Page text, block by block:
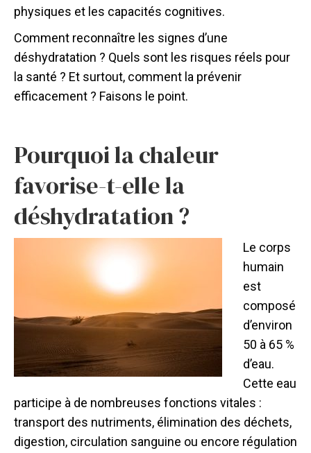
physiques et les capacités cognitives.
Comment reconnaître les signes d’une
déshydratation ? Quels sont les risques réels pour
la santé ? Et surtout, comment la prévenir
efficacement ? Faisons le point.
Pourquoi la chaleur
favorise-t-elle la
déshydratation ?
Le corps
humain
est
composé
d’environ
50 à 65 %
d’eau.
Cette eau
participe à de nombreuses fonctions vitales :
transport des nutriments, élimination des déchets,
digestion, circulation sanguine ou encore régulation